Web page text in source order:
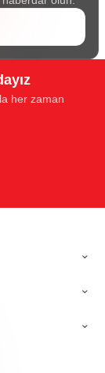
her zaman